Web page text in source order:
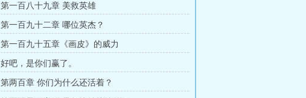
第一百八十九章 美救英雄
第一百九十二章 哪位英杰？
第一百九十五章《画皮》的威力
好吧，是你们赢了。
第两百章 你们为什么还活着？